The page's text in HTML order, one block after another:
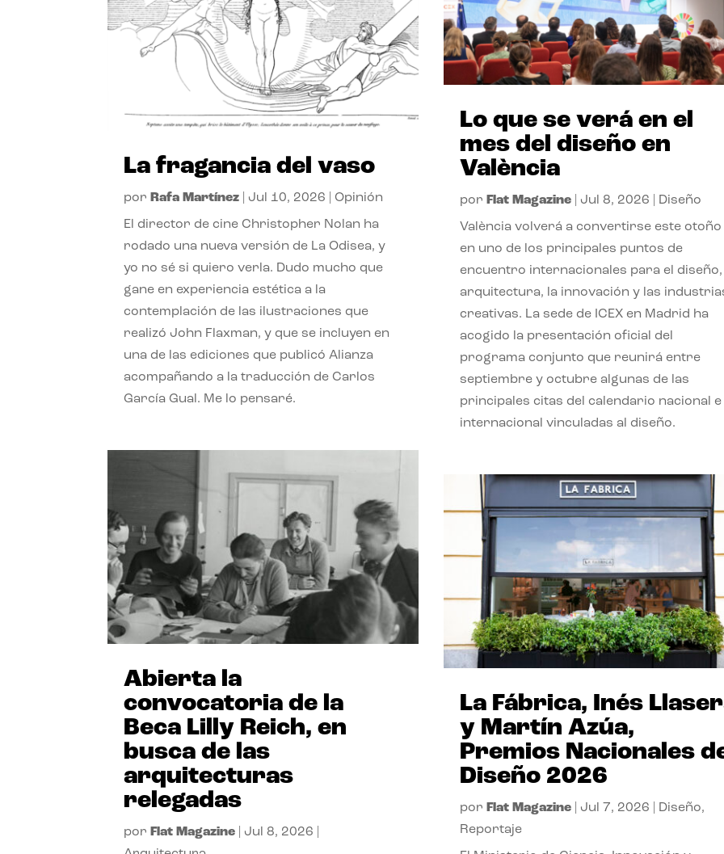
La fragancia del vaso
por Rafa Martínez Jul 10, 2026 |Opinión
El director de cine Christopher Nolan ha
rodado una nueva versión de La Odisea, y
yo no sé si quiero verla. Dudo mucho que
gane en experiencia estética a la
contemplación de las ilustraciones que
realizó John Flaxman, y que se incluyen en
una de las ediciones que publicó Alianza
acompañando a la traducción de Carlos
García Gual. Me lo pensaré.
Abierta la
convocatoria de la
Beca Lilly Reich, en
busca de las
arquitecturas
relegadas
por Flat Magazine Jul 8, 2026
Lo que se verá en el
mes del diseño en
València
por Flat Magazine| Jul 8, 2026 Diseño
València volverá a convertirse este otoño
en uno de los principales puntos de
encuentro internacionales para el diseño,
arquitectura, la innovación y las
creativas. La sede de ICEX en Madrid ha
acogido la presentación oficial del
programa conjunto que reunirá entre
septiembre y octubre algunas de las
principales citas del calendario nacional e
internacional vinculadas al diseño.
La Fábrica, Inés
y Martín Azúa,
Premios Nacionales
Diseño 2026
por Flat Magazine| Jul 7, 2026 Diseño,
Reportaje